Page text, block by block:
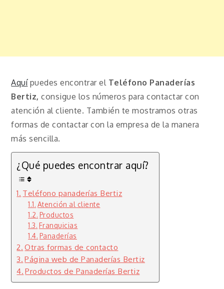
Aquípuedes encontrar el Teléfono Panaderías
Bertiz,consigue los números para contactar con
atención al cliente. También te mostramos otras
formas de contactar con la empresa de la manera
más sencilla.
¿Qué puedes encontrar aquí?
Teléfono panaderías Bertiz
Atención al cliente
Productos
Franquicias
Panaderías
Otras formas de contacto
Página web de Panaderías Bertiz
Productos de Panaderías Bertiz